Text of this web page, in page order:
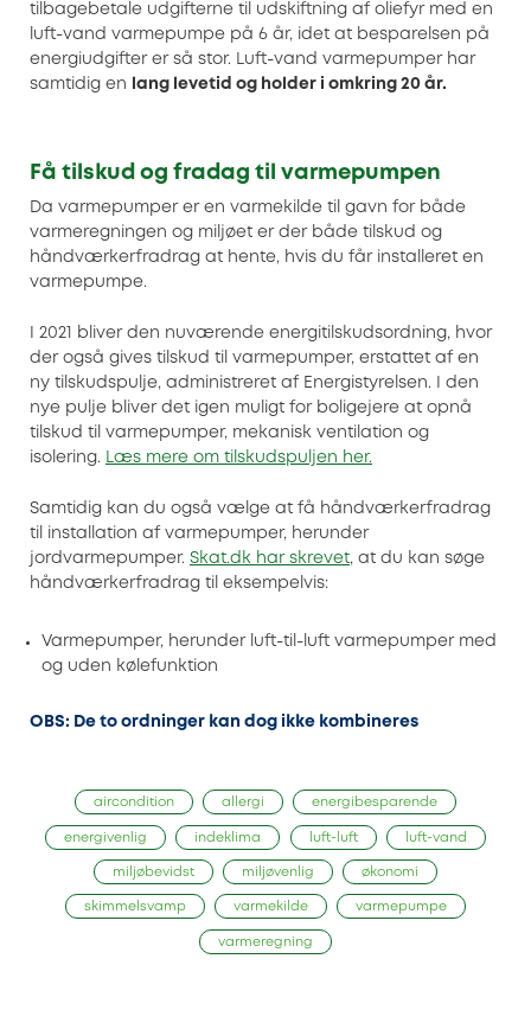
tilbagebetale udgifterne til udskiftning af oliefyr med en
luft-vand varmepumpe på 6 år, idet at besparelsen på
energiudgifter er så stor. Luft-vand varmepumper har
samtidig en
lang levetid og holder i omkring 20 år.
Få tilskud og fradag til varmepumpen
Da varmepumper er en varmekilde til gavn for både
varmeregningen og miljøet er der både tilskud og
håndværkerfradrag at hente, hvis du får installeret en
varmepumpe.
I 2021 bliver den nuværende energitilskudsordning, hvor
der også gives tilskud til varmepumper, erstattet af en
ny tilskudspulje, administreret af Energistyrelsen. I den
nye pulje bliver det igen muligt for boligejere at opnå
tilskud til varmepumper, mekanisk ventilation og
isolering.
Læs mere om tilskudspuljen her.
Samtidig kan du også vælge at få håndværkerfradrag
til installation af varmepumper, herunder
jordvarmepumper. Skat.dk har skrevet, at du kan søge
håndværkerfradrag til eksempelvis:
Varmepumper, herunder luft-til-luft varmepumper med
og uden kølefunktion
OBS: De to ordninger kan dog ikke kombineres
aircondition allergi energibesparende
energivenlig indeklima luft-luft luft-vand
miljøbevidst miljøvenlig økonomi
skimmelsvamp varmekilde varmepumpe
varmeregning